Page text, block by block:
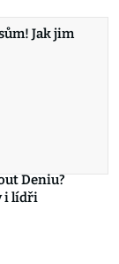
Jak jim
Deniu?
i lídři